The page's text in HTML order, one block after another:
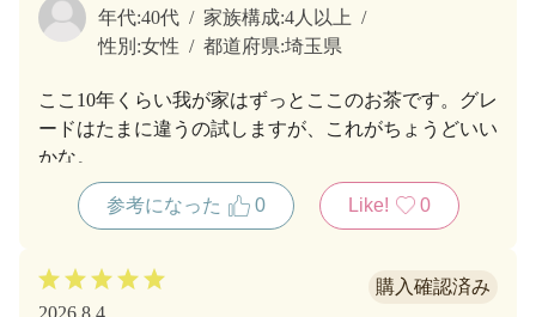
年代:40代 家族構成:4人以上
性別:女性 都道府県:埼玉県
ここ10年くらい我が家はずっとここのお茶です。グレ
ードはたまに違うの試しますが、これがちょうどいい
かな。
参考になった 0 Like! 0
2026.8.4